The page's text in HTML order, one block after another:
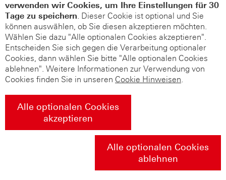
verwenden wir Cookies, um Ihre Einstellungen für 30
Tage zu speichern. Dieser Cookie ist optional und Sie
können auswählen, ob Sie diesen akzeptieren möchten.
Wählen Sie dazu "Alle optionalen Cookies akzeptieren".
Entscheiden Sie sich gegen die Verarbeitung optionaler
Cookies, dann wählen Sie bitte "Alle optionalen Cookies
ablehnen". Weitere Informationen zur Verwendung von
Cookies finden Sie in unseren Cookie Hinweisen.
Alle optionalen Cookies
akzeptieren
Alle optionalen Cookies
ablehnen